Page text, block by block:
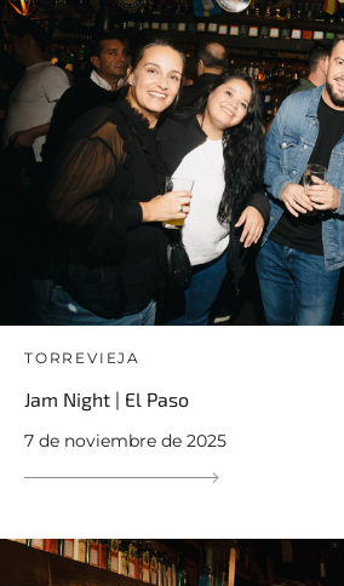
TORREVIEJA
Jam Night | El Paso
7 de noviembre de 2025